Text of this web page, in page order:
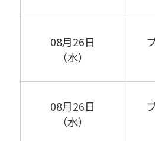
08月26日
（水）
08月26日
（水）